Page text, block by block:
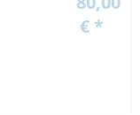
€ *